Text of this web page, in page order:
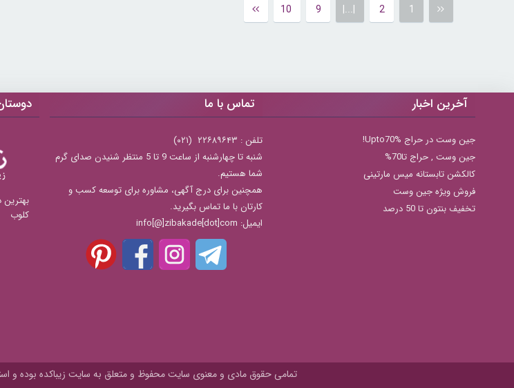
1
2
|...|
9
10
آخرین اخبار
جین وست در حراج Upto70%!
جين وست , حراج تا70%
کالکشن تابستانه میس مارتینی
فروش ویژه جین وست
تخفیف بنتون تا 50 درصد
تماس با ما
تلفن : ۲۲۶۸۹۶۴۳ (۰۲۱)
شنبه تا چهارشنبه از ساعت 9 تا 5 منتظر شنیدن صدای گرم
شما هستیم.
همچنین برای درج آگهی، مشاوره برای توسعه کسب و
کارتان با ما تماس بگیرید.
ایمیل: info[@]zibakade[dot]com
کلوب
تمامی حقوق مادی و معنوی سایت محفوظ و متعلق به سايت زیباکده بوده و